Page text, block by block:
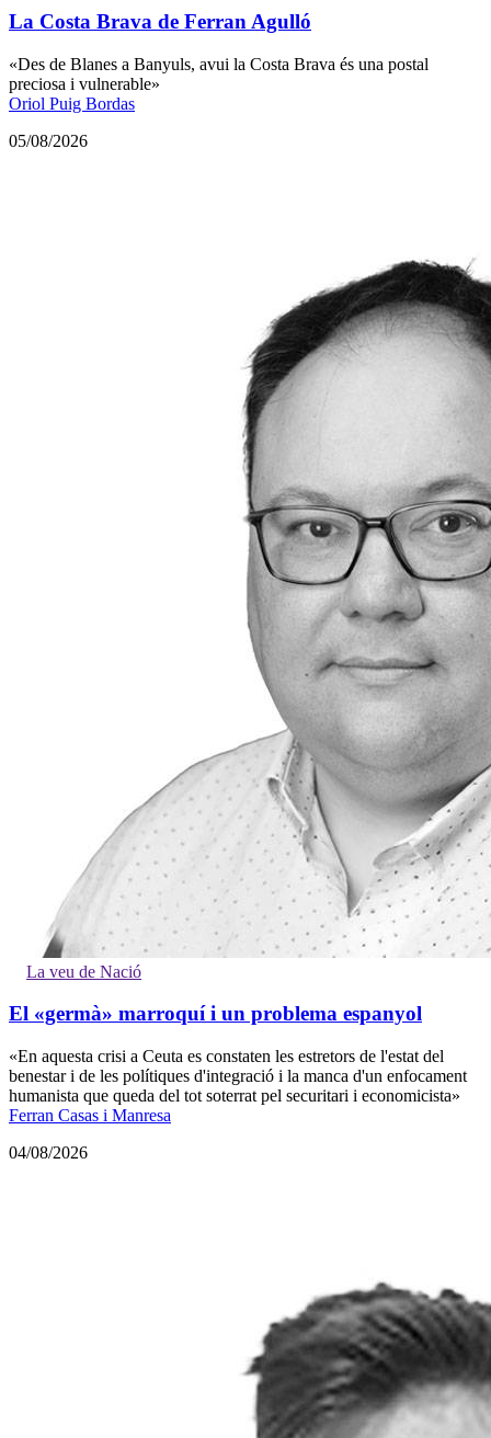
La Costa Brava de Ferran Agulló
«Des de Blanes a Banyuls, avui la Costa Brava és una postal
preciosa i vulnerable»
Oriol Puig Bordas
05/08/2026
La veu de Nació
El «germà» marroquí i un problema espanyol
«En aquesta crisi a Ceuta es constaten les estretors de l'estat del
benestar i de les polítiques d'integració i la manca d'un enfocament
humanista que queda del tot soterrat pel securitari i economicista»
Ferran Casas i Manresa
04/08/2026